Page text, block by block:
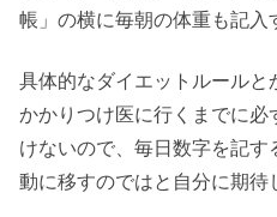
帳」の横に毎朝の体重も記入
具体的なダイエットルール
かかりつけ医に行くまでに
けないので、毎日数字を記
動に移すのではと自分に期待